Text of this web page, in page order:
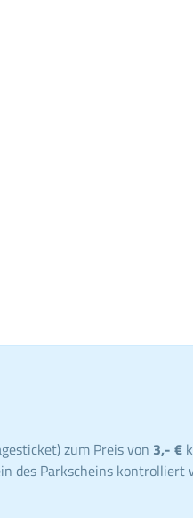
zum Preis von 3,- €
des Parkscheins kontrolliert